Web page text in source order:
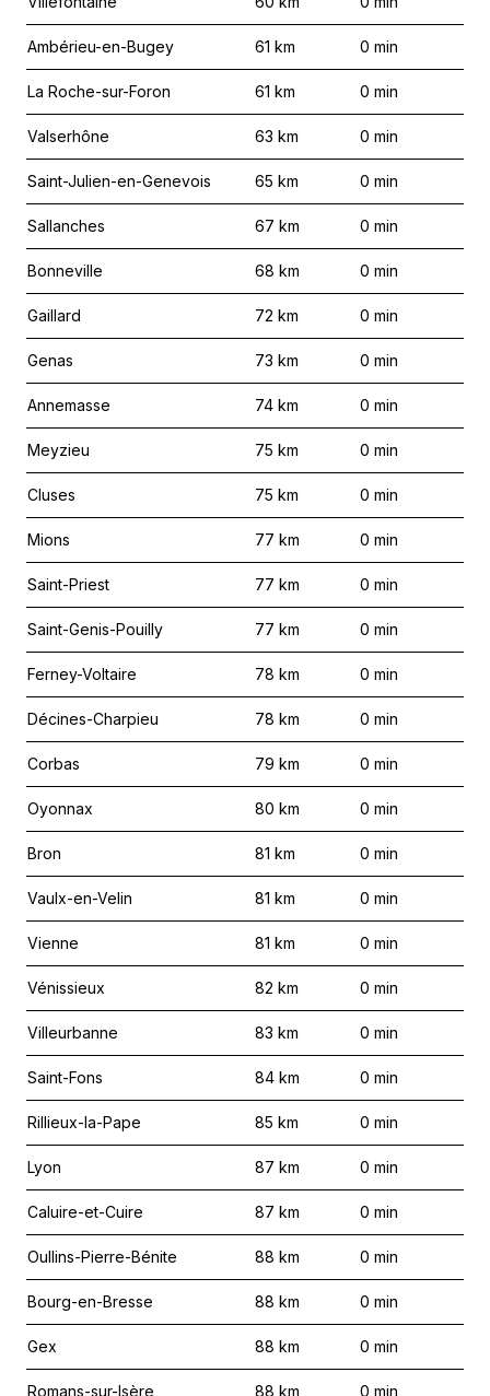
Ambérieu-en-Bugey 61 km 0 min
La Roche-sur-Foron 61 km 0 min
Valserhône 63 km 0 min
Saint-Julien-en-Genevois 65 km 0 min
Sallanches 67 km 0 min
Bonneville 68 km 0 min
Gaillard 72 km 0 min
Genas 73 km 0 min
Annemasse 74 km 0 min
Meyzieu 75 km 0 min
Cluses 75 km 0 min
Mions 77 km 0 min
Saint-Priest 77 km 0 min
Saint-Genis-Pouilly 77 km 0 min
Ferney-Voltaire 78 km 0 min
Décines-Charpieu 78 km 0 min
Corbas 79 km 0 min
Oyonnax 80 km 0 min
Bron 81 km 0 min
Vaulx-en-Velin 81 km 0 min
Vienne 81 km 0 min
Vénissieux 82 km 0 min
Villeurbanne 83 km 0 min
Saint-Fons 84 km 0 min
Rillieux-la-Pape 85 km 0 min
Lyon 87 km 0 min
Caluire-et-Cuire 87 km 0 min
Oullins-Pierre-Bénite 88 km 0 min
Bourg-en-Bresse 88 km 0 min
Gex 88 km 0 min
Romans-sur-Isère 88 km 0 min